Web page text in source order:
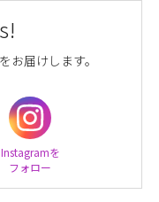
お届けします。
Instagramを
フォロー